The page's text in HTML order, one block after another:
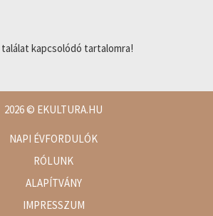
kapcsolódó tartalomra!
2026© EKULTURA.HU
NAPI ÉVFORDULÓK
RÓLUNK
ALAPÍTVÁNY
IMPRESSZUM